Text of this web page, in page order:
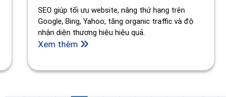
SEO giúp tối ưu website, nâng thứ hạng trên
Google, Bing, Yahoo, tăng organic traffic và độ
nhận diện thương hiệu hiệu quả.
Xem thêm